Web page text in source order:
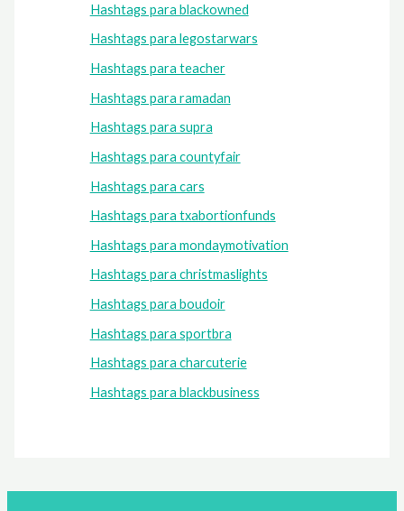
Hashtags para blackowned
Hashtags para legostarwars
Hashtags para teacher
Hashtags para ramadan
Hashtags para supra
Hashtags para countyfair
Hashtags para cars
Hashtags para txabortionfunds
Hashtags para mondaymotivation
Hashtags para christmaslights
Hashtags para boudoir
Hashtags para sportbra
Hashtags para charcuterie
Hashtags para blackbusiness